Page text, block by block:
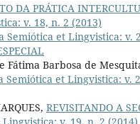
DA PRÁTICA
v. 18, n. 2 (2013)
Semiótica et Lingvistica: v.
Barbosa de
Semiótica et Lingvistica: v.
REVISITANDO A
v. 19, n. 2 (2014)